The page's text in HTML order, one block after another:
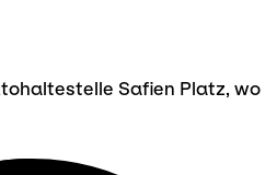
Safien Platz, wo